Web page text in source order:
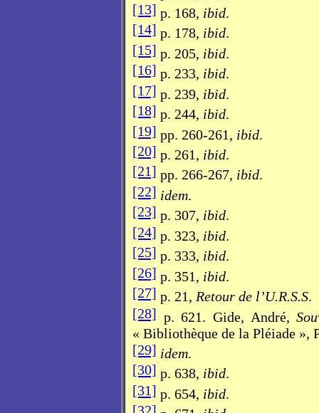
[13] p. 168, ibid.
[14] p. 178, ibid.
[15] p. 205, ibid.
[16] p. 233, ibid.
[17] p. 239, ibid.
[18] p. 244, ibid.
[19] pp. 260-261, ibid.
[20] p. 261, ibid.
[21] pp. 266-267, ibid.
[22] idem.
[23] p. 307, ibid.
[24] p. 323, ibid.
[25] p. 333, ibid.
[26] p. 351, ibid.
[27] p. 21, Retour de l’U.R.S.S.
[28] p. 621. Gide, André,
« Bibliothèque de la Pléiade »,
[29] idem.
[30] p. 638, ibid.
[31] p. 654, ibid.